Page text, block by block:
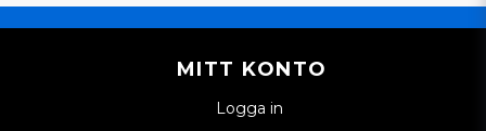
MITT KONTO
Logga in